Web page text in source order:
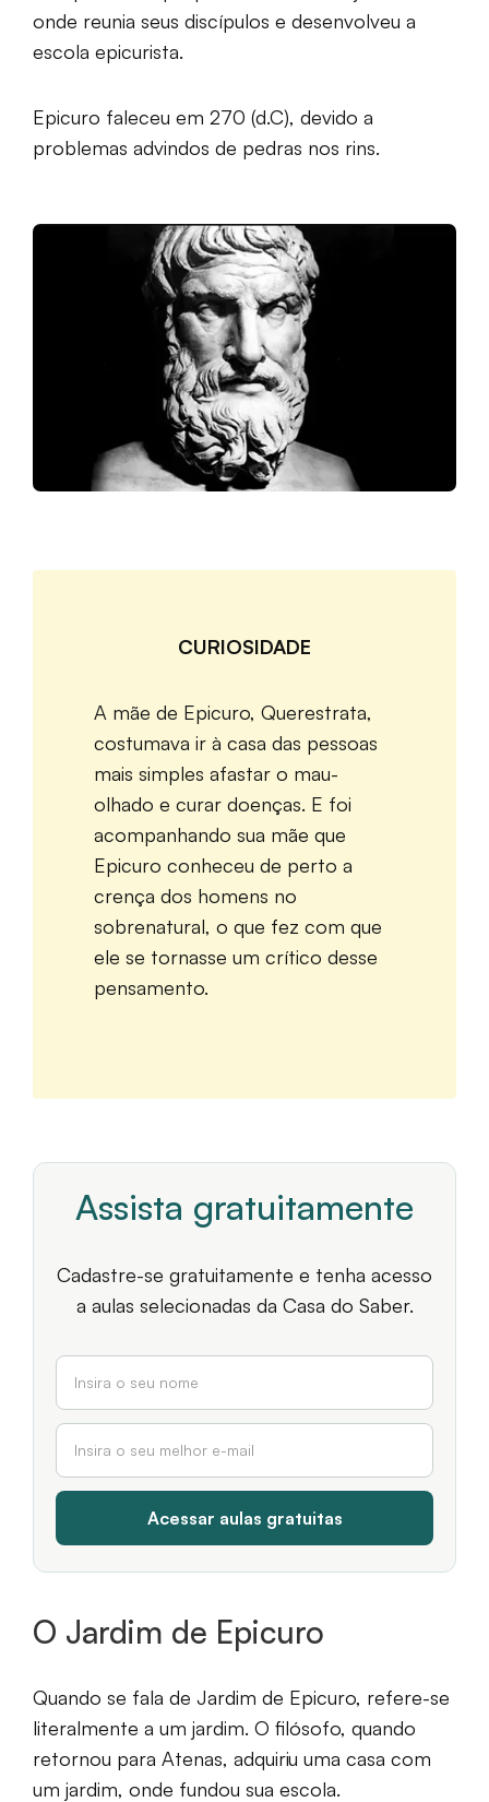
onde reunia seus discípulos e desenvolveu a
escola epicurista.
Epicuro faleceu em 270 (d.C), devido a
problemas advindos de pedras nos rins.
CURIOSIDADE
A mãe de Epicuro, Querestrata,
costumava ir à casa das pessoas
mais simples afastar o mau-
olhado e curar doenças. E foi
acompanhando sua mãe que
Epicuro conheceu de perto a
crença dos homens no
sobrenatural, o que fez com que
ele se tornasse um crítico desse
pensamento.
Assista gratuitamente
Cadastre-se gratuitamente e tenha acesso
a aulas selecionadas da Casa do Saber.
O Jardim de Epicuro
Quando se fala de Jardim de Epicuro, refere-se
literalmente a um jardim. O filósofo, quando
retornou para Atenas, adquiriu uma casa com
um jardim, onde fundou sua escola.